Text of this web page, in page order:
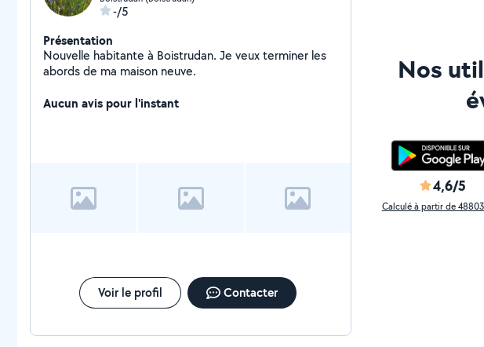
-/5
Présentation
Nouvelle habitante à Boistrudan. Je veux terminer les
abords de ma maison neuve.
Aucun avis pour l'instant
Voir le profil Contacter
Nos
4,6/5
Calculé à partir de